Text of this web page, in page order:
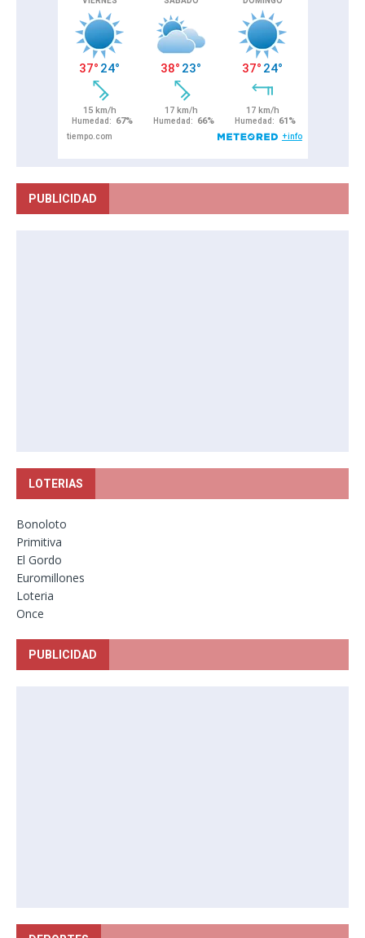
PUBLICIDAD
LOTERIAS
Bonoloto
Primitiva
El Gordo
Euromillones
Loteria
Once
PUBLICIDAD